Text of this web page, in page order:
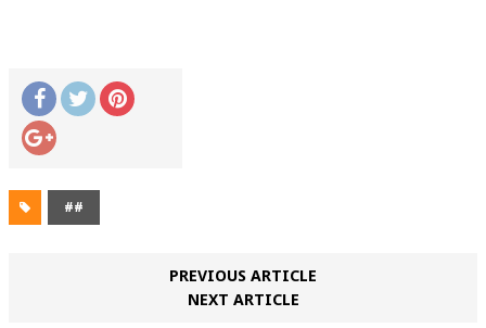
##
PREVIOUS ARTICLE
NEXT ARTICLE